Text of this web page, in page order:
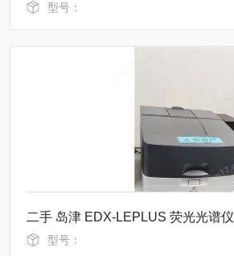
型号：
二手 岛津 EDX-LEPLUS 荧光光谱仪
型号：